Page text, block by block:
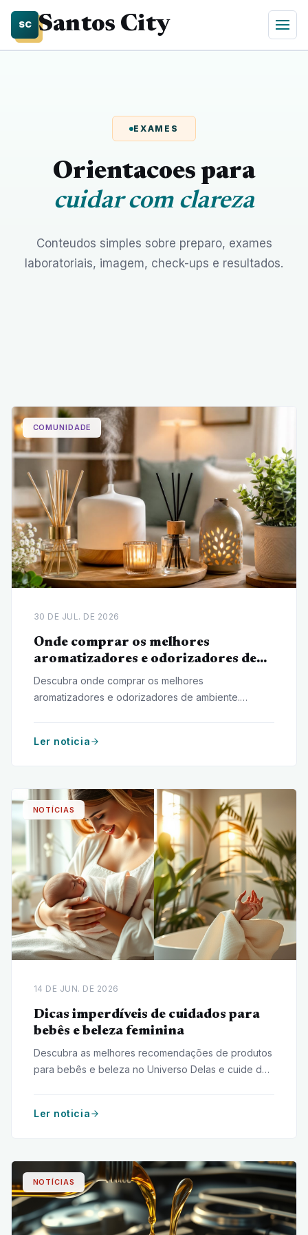
SC Santos City
EXAMES
Orientacoes para
cuidar com clareza
Conteudos simples sobre preparo, exames
laboratoriais, imagem, check-ups e resultados.
COMUNIDADE
30 DE JUL. DE 2026
Onde comprar os melhores
aromatizadores e odorizadores de
ambiente
Descubra onde comprar os melhores
aromatizadores e odorizadores de ambiente.
confiáveis.
Ler noticia
NOTÍCIAS
14 DE JUN. DE 2026
Dicas imperdíveis de cuidados para
bebês e beleza feminina
Descubra as melhores recomendações de produtos
para bebês e beleza no Universo Delas e cuide de
Ler noticia
NOTÍCIAS